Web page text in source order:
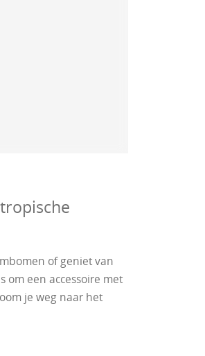
of geniet van
om een accessoire met
je weg naar het